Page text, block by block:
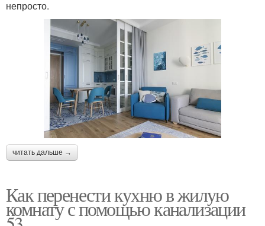
непросто.
читать дальше →
Как перенести кухню в жилую
комнату с помощью канализации